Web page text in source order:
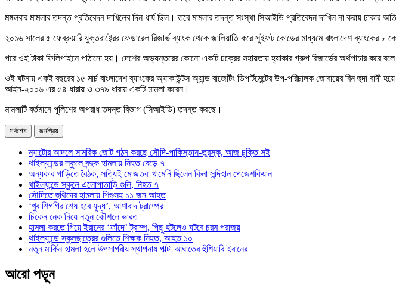
মঙ্গলবার মামলার তদন্ত প্রতিবেদন দাখিলের দিন ধার্য ছিল। তবে মামলার তদন্ত সংস্থা সিআইডি প্রতিবেদন দাখিল না করায় ঢাকার
২০১৬ সালের ৫ ফেব্রুয়ারি যুক্তরাষ্ট্রের ফেডারেল রিজার্ভ ব্যাংক থেকে জালিয়াতি করে সুইফট কোডের মাধ্যমে বাংলাদেশ ব্যাংকের ৮
পরে ওই টাকা ফিলিপাইনে পাঠানো হয়। দেশের অভ্যন্তরের কোনো একটি চক্রের সহায়তায় হ্যাকার গ্রুপ রিজার্ভের অর্থপাচার করে বলে
ওই ঘটনায় একই বছরের ১৫ মার্চ বাংলাদেশ ব্যাংকের অ্যাকাউন্টস অ্যান্ড বাজেটিং ডিপার্টমেন্টের উপ-পরিচালক জোবায়ের বিন হুদা
আইন-২০০৬ এর ৫৪ ধারায় ও ৩৭৯ ধারায় একটি মামলা করেন।
মামলাটি বর্তমানে পুলিশের অপরাধ তদন্ত বিভাগ (সিআইডি) তদন্ত করছে।
সর্বশেষ জনপ্রিয়
ন্যাটোর আদলে সামরিক জোট গঠন করছে সৌদি-পাকিস্তান-তুরস্ক, আজ চুক্তি সই
থাইল্যান্ডের স্কুলে বন্দুক হামলায় নিহত বেড়ে ৭
অন্ধকার গাড়িতে বৈঠক, সত্যিই মোজতবা খামেনি ছিলেন কিনা সন্দিহান পেজেশকিয়ান
থাইল্যান্ডে স্কুলে এলোপাতাড়ি গুলি, নিহত ৭
সৌদিতে হুথিদের হামলায় শিশুসহ ১১ জন আহত
‘খুব শিগগির শেষ হবে যুদ্ধ’, আশাবাদ ট্রাম্পের
চিকেন নেক নিয়ে নতুন কৌশলে ভারত
হামলা করতে গিয়ে ইরানের ‘ফাঁদে’ ট্রাম্প, পিছু হটলেও ঘটবে চরম পরাজয়
থাইল্যান্ডে স্কুলছাত্রের গুলিতে শিক্ষক নিহত, আহত ১০
নতুন মার্কিন হামলা হলে উপসাগরীয় স্থাপনায় পাল্টা আঘাতের হুঁশিয়ারি ইরানের
আরো পড়ুন